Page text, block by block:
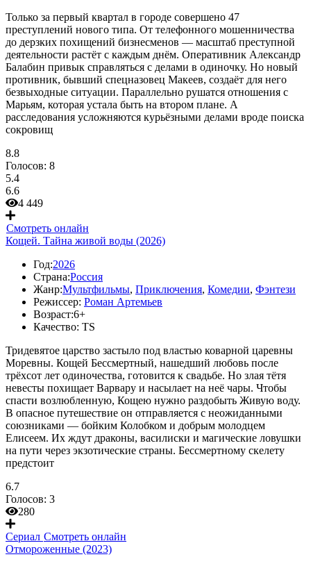
Только за первый квартал в городе совершено 47
преступлений нового типа. От телефонного мошенничества
до дерзких похищений бизнесменов — масштаб преступной
деятельности растёт с каждым днём. Оперативник Александр
Балабин привык справляться с делами в одиночку. Но новый
противник, бывший спецназовец Макеев, создаёт для него
безвыходные ситуации. Параллельно рушатся отношения с
Марьям, которая устала быть на втором плане. А
расследования усложняются курьёзными делами вроде поиска
сокровищ
8.8
Голосов: 8
5.4
6.6
4 449
Смотреть онлайн
Кощей. Тайна живой воды (2026)
Год:2026
Страна:Россия
Жанр:Мультфильмы, Приключения, Комедии, Фэнтези
Режиссер: Роман Артемьев
Возраст:6+
Качество: TS
Тридевятое царство застыло под властью коварной царевны
Моревны. Кощей Бессмертный, нашедший любовь после
трёхсот лет одиночества, готовится к свадьбе. Но злая тётя
невесты похищает Варвару и насылает на неё чары. Чтобы
спасти возлюбленную, Кощею нужно раздобыть Живую воду.
В опасное путешествие он отправляется с неожиданными
союзниками — бойким Колобком и добрым молодцем
Елисеем. Их ждут драконы, василиски и магические ловушки
на пути через экзотические страны. Бессмертному скелету
предстоит
6.7
Голосов: 3
280
Сериал Смотреть онлайн
Отмороженные (2023)